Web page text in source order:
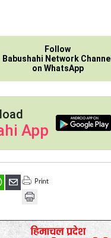
Follow
Babushahi Network Channel
on WhatsApp
App